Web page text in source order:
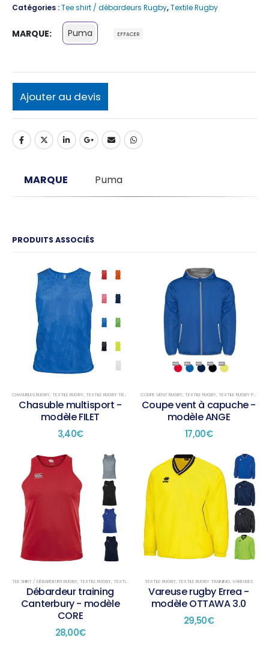
Catégories :Tee shirt / débardeurs Rugby,Textile Rugby
MARQUE Puma EFFACER
Ajouter au devis
MARQUE Puma
PRODUITS ASSOCIÉS
CHASUBLES RUGBY, TEXTILE RUGBY, TEXTILE RUGBY TRAINING
Chasuble multisport -
modèle FILET
3,40€
COUPE VENT RUGBY, TEXTILE RUGBY, TEXTILE RUGBY PRÉSENTATION
Coupe vent à capuche -
modèle ANGE
17,00€
produit
plusieurs
variations.
options
peuvent
être
choisies
page
produit
plusieurs
variations.
options
peuvent
être
choisies
page
TEE SHIRT / DÉBARDEURS RUGBY, TEXTILE RUGBY, TEXTILE RUGBY TRAINING
Débardeur training
Canterbury - modèle
CORE
28,00€
TEXTILE RUGBY, TEXTILE RUGBY TRAINING, VAREUSES
Vareuse rugby Errea -
modèle OTTAWA 3.0
29,50€